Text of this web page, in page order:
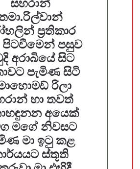
සහරාන්
ප්‍රතිකාර
පිටවීමෙන් පසුව
අරාබියේ සිට
පැමිණ සිටි
රිලා
හා තවත්
අයෙක්
මගේ නිවසට
මා ඉටු කළ
ස්තූති